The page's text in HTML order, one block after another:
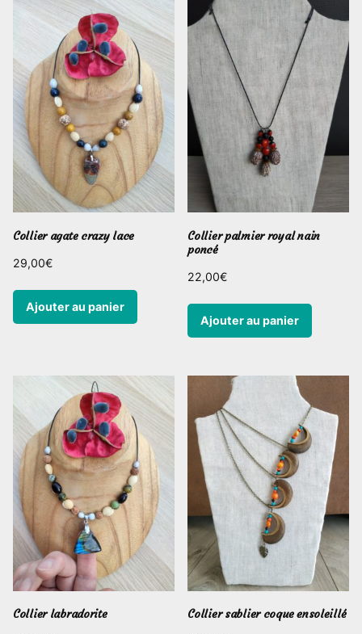
Collier agate crazy lace
29,00€
Ajouter au panier
Collier palmier royal nain
poncé
22,00€
Ajouter au panier
Collier labradorite Collier sablier coque ensoleillé